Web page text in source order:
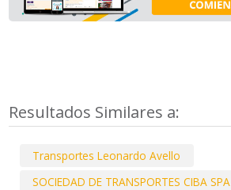
Resultados Similares a:
Transportes Leonardo Avello
SOCIEDAD DE TRANSPORTES CIBA SPA